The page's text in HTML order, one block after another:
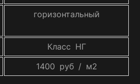
горизонтальный
Класс НГ
1400 руб / м2